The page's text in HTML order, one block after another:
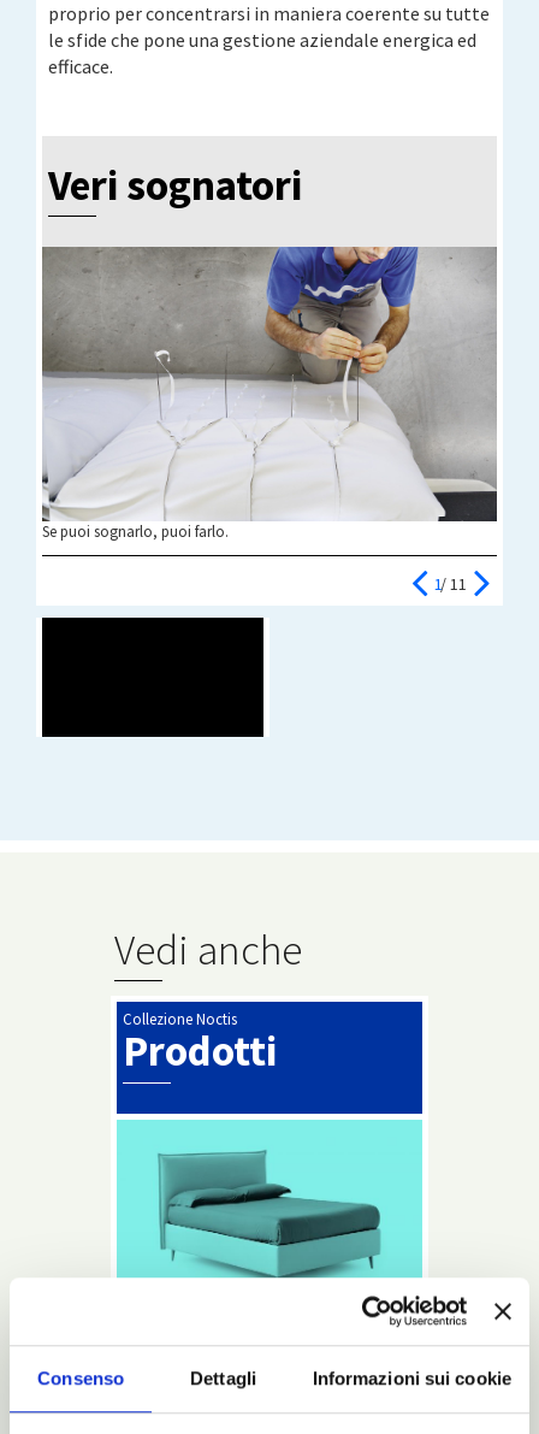
Consenso Dettagli Informazioni sui cookie
proprio per concentrarsi in maniera coerente su tutte
le sfide che pone una gestione aziendale energica ed
efficace.
Veri sognatori
Se puoi sognarlo, puoi farlo.
Veri sognatori
Veri sognatori
Veri sognatori
Veri sognatori
Veri sognatori
Veri sognatori
Veri sognatori
Veri sognatori
Veri sognatori
Veri sognatori
/ 11
2
Vedi anche
Collezione Noctis
Prodotti
differenti configurazioni tutte quante
nostra collezione Made in Italy.
Leggi